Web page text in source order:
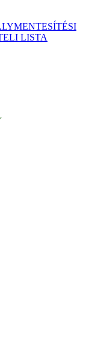
LISTA